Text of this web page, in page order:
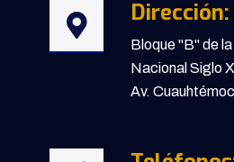
Dirección:
Bloque "B" de
Nacional Siglo
Av.